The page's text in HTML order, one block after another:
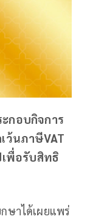
กอบกิจการ
ว้นภาษีVAT
เพื่อรับสิทธิ
ษาได้เผยแพร่